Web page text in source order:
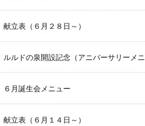
献立表（６月２８日～）
ルルドの泉開設記念（アニバーサリーメ
６月誕生会メニュー
献立表（６月１４日～）